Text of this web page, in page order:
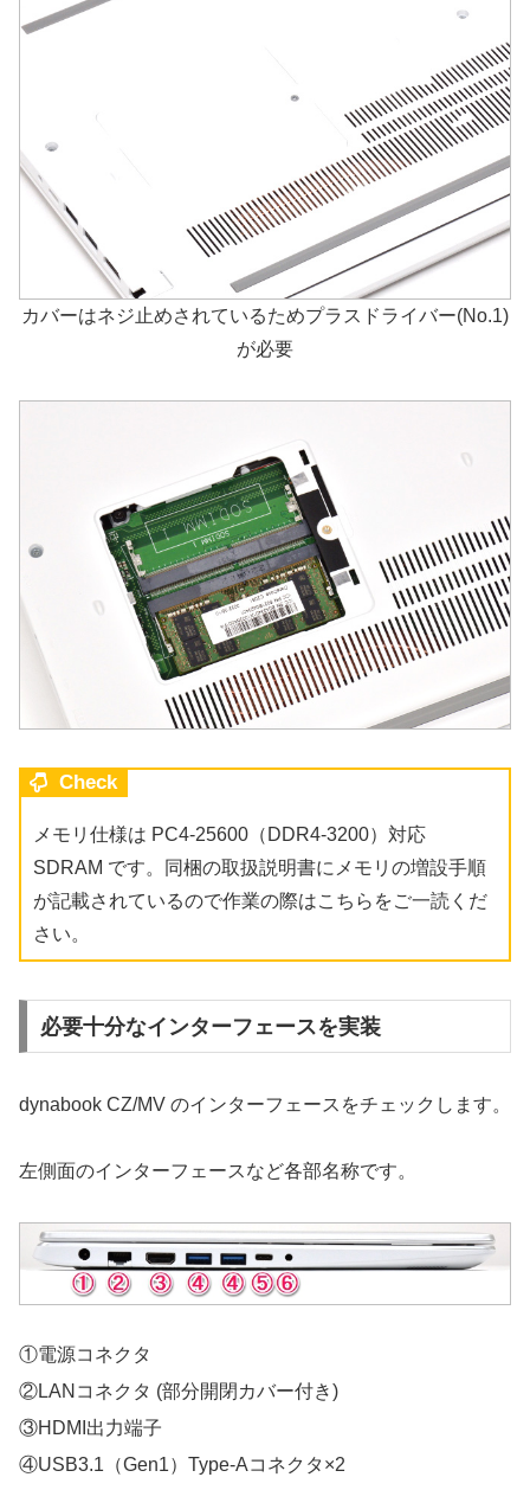
カバーはネジ止めされているためプラスドライバー(No.1)
が必要
Check
メモリ仕様は PC4-25600（DDR4-3200）対応
SDRAM です。同梱の取扱説明書にメモリの増設手順
が記載されているので作業の際はこちらをご一読くだ
さい。
必要十分なインターフェースを実装
dynabook CZ/MV のインターフェースをチェックします。
左側面のインターフェースなど各部名称です。
①電源コネクタ
②LANコネクタ (部分開閉カバー付き)
③HDMI出力端子
④USB3.1（Gen1）Type-Aコネクタ×2